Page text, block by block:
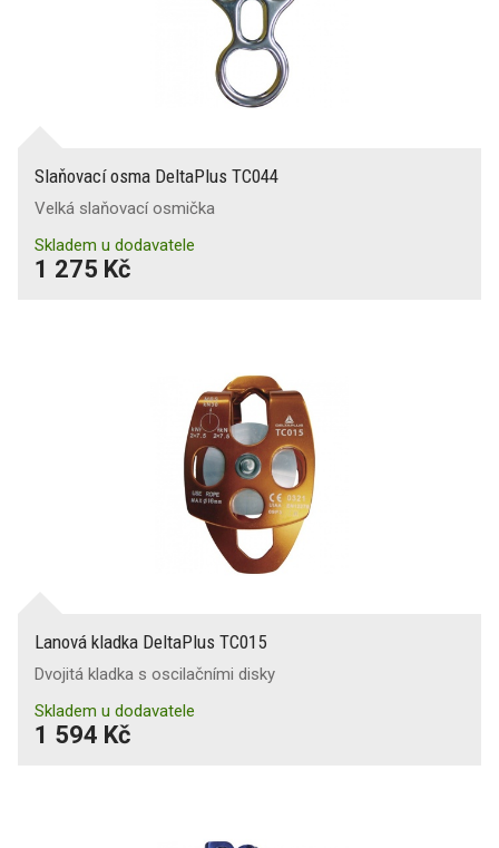
Slaňovací osma DeltaPlus TC044
Velká slaňovací osmička
Skladem u dodavatele
1 275 Kč
Lanová kladka DeltaPlus TC015
Dvojitá kladka s oscilačními disky
Skladem u dodavatele
1 594 Kč